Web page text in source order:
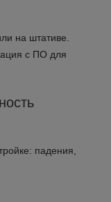
на штативе.
с ПО для
падения,